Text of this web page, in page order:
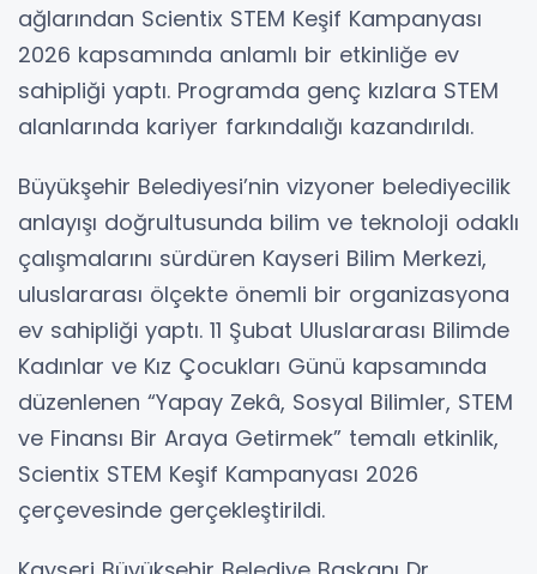
ağlarından Scientix STEM Keşif Kampanyası
2026 kapsamında anlamlı bir etkinliğe ev
sahipliği yaptı. Programda genç kızlara STEM
alanlarında kariyer farkındalığı kazandırıldı.
Büyükşehir Belediyesi’nin vizyoner belediyecilik
anlayışı doğrultusunda bilim ve teknoloji odaklı
çalışmalarını sürdüren Kayseri Bilim Merkezi,
uluslararası ölçekte önemli bir organizasyona
ev sahipliği yaptı. 11 Şubat Uluslararası Bilimde
Kadınlar ve Kız Çocukları Günü kapsamında
düzenlenen “Yapay Zekâ, Sosyal Bilimler, STEM
ve Finansı Bir Araya Getirmek” temalı etkinlik,
Scientix STEM Keşif Kampanyası 2026
çerçevesinde gerçekleştirildi.